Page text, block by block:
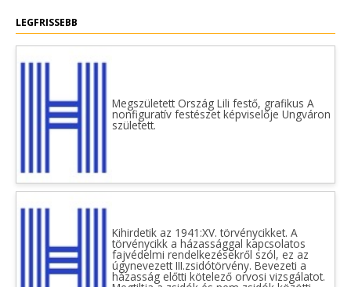
LEGFRISSEBB
Megszületett Ország Lili festő, grafikus A
nonfiguratív festészet képviselője Ungváron
született.
Kihirdetik az 1941:XV. törvénycikket. A
törvénycikk a házassággal kapcsolatos
fajvédelmi rendelkezésekről szól, ez az
úgynevezett III.zsidótörvény. Bevezeti a
házasság előtti kötelező orvosi vizsgálatot.